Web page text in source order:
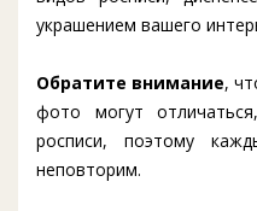
украшением вашего
Обратите внимание,
фото могут
росписи, поэтому
неповторим.